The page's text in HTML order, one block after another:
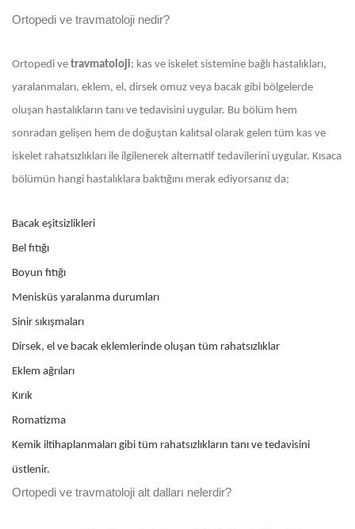
Ortopedi ve travmatoloji nedir?
Ortopedi ve travmatoloji; kas ve iskelet sistemine bağlı hastalıkları,
yaralanmaları, eklem, el, dirsek omuz veya bacak gibi bölgelerde
oluşan hastalıkların tanı ve tedavisini uygular. Bu bölüm hem
sonradan gelişen hem de doğuştan kalıtsal olarak gelen tüm kas ve
iskelet rahatsızlıkları ile ilgilenerek alternatif tedavilerini uygular. Kısaca
bölümün hangi hastalıklara baktığını merak ediyorsanız da;
Bacak eşitsizlikleri
Bel fıtığı
Boyun fıtığı
Menisküs yaralanma durumları
Sinir sıkışmaları
Dirsek, el ve bacak eklemlerinde oluşan tüm rahatsızlıklar
Eklem ağrıları
Kırık
Romatizma
Kemik iltihaplanmaları gibi tüm rahatsızlıkların tanı ve tedavisini
üstlenir.
Ortopedi ve travmatoloji alt dalları nelerdir?